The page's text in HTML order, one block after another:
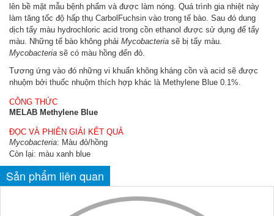
lên bề mặt mẫu bệnh phẩm và được làm nóng. Quá trình gia nhiệt này
làm tăng tốc độ hấp thụ CarbolFuchsin vào trong tế bào. Sau đó dung
dịch tẩy màu hydrochloric acid trong cồn ethanol được sử dụng để tẩy
màu. Những tế bào không phải Mycobacteria sẽ bị tẩy màu.
Mycobacteria sẽ có màu hồng đến đỏ.
Tương ứng vào đó những vi khuẩn không kháng cồn và acid sẽ được
nhuộm bởi thuốc nhuộm thích hợp khác là Methylene Blue 0.1%.
CÔNG THỨC
MELAB Methylene Blue
ĐỌC VÀ PHIÊN GIẢI KẾT QUẢ
Mycobacteria: Màu đỏ/hồng
Còn lại: màu xanh blue
Sản phẩm liên quan